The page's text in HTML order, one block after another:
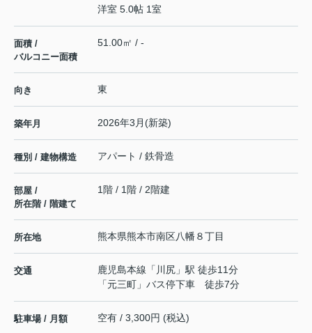
洋室 5.0帖 1室
面積 /
バルコニー面積
51.00㎡ / -
向き 東
築年月 2026年3月(新築)
種別 / 建物構造 アパート / 鉄骨造
部屋 /
所在階 / 階建て
1階 / 1階 / 2階建
所在地 熊本県熊本市南区八幡８丁目
交通 鹿児島本線 「 川尻 」駅 徒歩11分
「元三町」バス停下車 徒歩7分
駐車場 / 月額 空有 / 3,300円 (税込)